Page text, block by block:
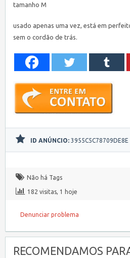
tamanho M
usado apenas uma vez, está em
sem o cordão de trás.
ID ANÚNCIO: 3955C5C78709DE8E
Não há Tags
182 visitas, 1 hoje
Denunciar problema
RECOMENDAMOS